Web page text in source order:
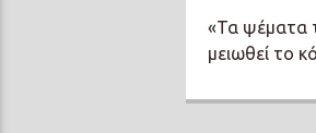
«Τα ψέματα
μειωθεί το